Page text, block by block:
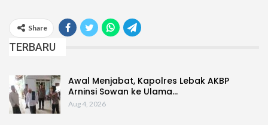
Share
TERBARU
Awal Menjabat, Kapolres Lebak AKBP
Arninsi Sowan ke Ulama…
Aug 4, 2026